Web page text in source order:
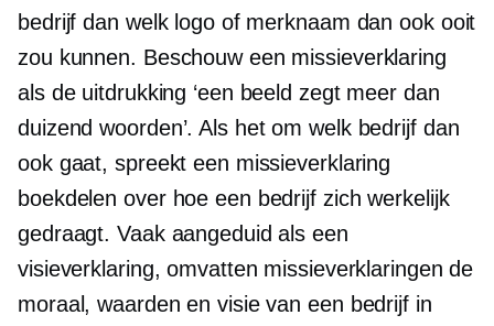
bedrijf dan welk logo of merknaam dan ook ooit
zou kunnen. Beschouw een missieverklaring
als de uitdrukking ‘een beeld zegt meer dan
duizend woorden’. Als het om welk bedrijf dan
ook gaat, spreekt een missieverklaring
boekdelen over hoe een bedrijf zich werkelijk
gedraagt. Vaak aangeduid als een
visieverklaring, omvatten missieverklaringen de
moraal, waarden en visie van een bedrijf in